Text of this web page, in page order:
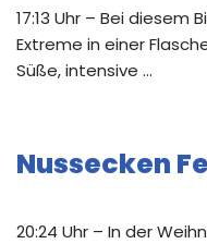
17:13 Uhr – Bei diesem
Extreme in einer
Süße, intensive …
Nussecken
20:24 Uhr – In der